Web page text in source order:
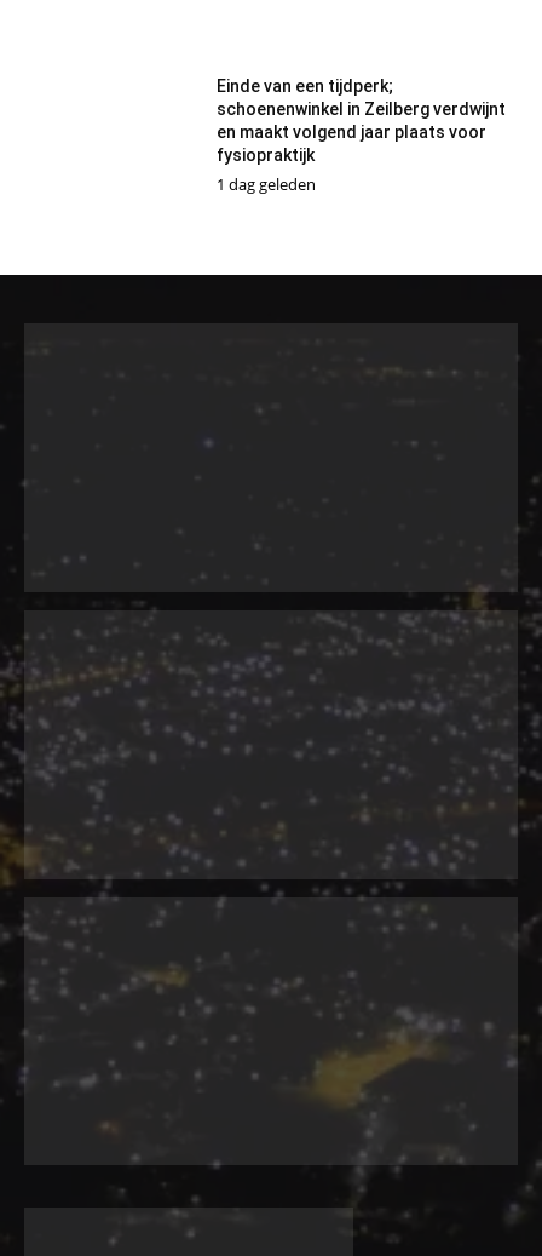
Einde van een tijdperk;
schoenenwinkel in Zeilberg verdwijnt
en maakt volgend jaar plaats voor
fysiopraktijk
1 dag geleden